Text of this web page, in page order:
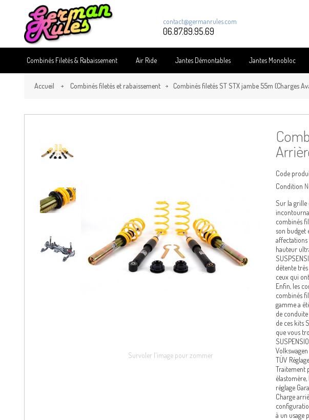
contact@germanrules.com
06.87.89.95.69
Combinés Filetés & Rabaissement Air Ride Jantes Démontables Jantes Monobloc
Accueil Combinés filetés et rabaissement Combinés filetés ST STX jambe 55m (Charges
Survoler l'image pour zommer
Code
Condition
Sur la grille
combinés
son budget
affectations
hauteur
détente
ceux qui
Enfin, les
combinés
gamme a
de
de ces kits
que vous
TÜV
Traitement
réglage
Charge
à un usage